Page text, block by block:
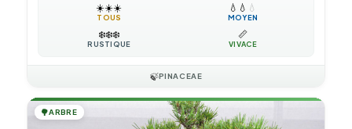
☀️☀️☀️
TOUS
💧 💧 💧
MOYEN
❄️❄️❄️
RUSTIQUE
📏
VIVACE
🍃PINACEAE
🌳ARBRE